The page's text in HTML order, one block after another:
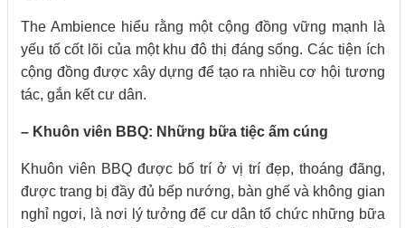
The Ambience hiểu rằng một cộng đồng vững mạnh là
yếu tố cốt lõi của một khu đô thị đáng sống. Các tiện ích
cộng đồng được xây dựng để tạo ra nhiều cơ hội tương
tác, gắn kết cư dân.
– Khuôn viên BBQ: Những bữa tiệc ấm cúng
Khuôn viên BBQ được bố trí ở vị trí đẹp, thoáng đãng,
được trang bị đầy đủ bếp nướng, bàn ghế và không gian
nghỉ ngơi, là nơi lý tưởng để cư dân tổ chức những bữa